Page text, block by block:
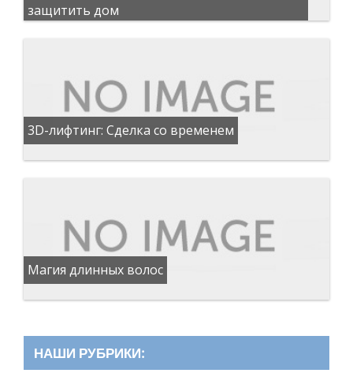
защитить дом
3D-лифтинг: Сделка со временем
Магия длинных волос
НАШИ РУБРИКИ: